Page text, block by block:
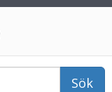
Sök